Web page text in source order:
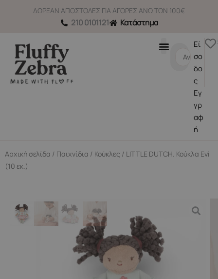
ΔΩΡΕΑΝ ΑΠΟΣΤΟΛΕΣ ΓΙΑ ΑΓΟΡΕΣ ΑΝΩ ΤΩΝ 100€
210 0101121 Κατάστημα
Search
Εί
σο
δο
ς
Εγ
γρ
αφ
ή
Αρχική σελίδα / Παιχνίδια / Κούκλες / LITTLE DUTCH. Κούκλα Evi
(10 εκ.)